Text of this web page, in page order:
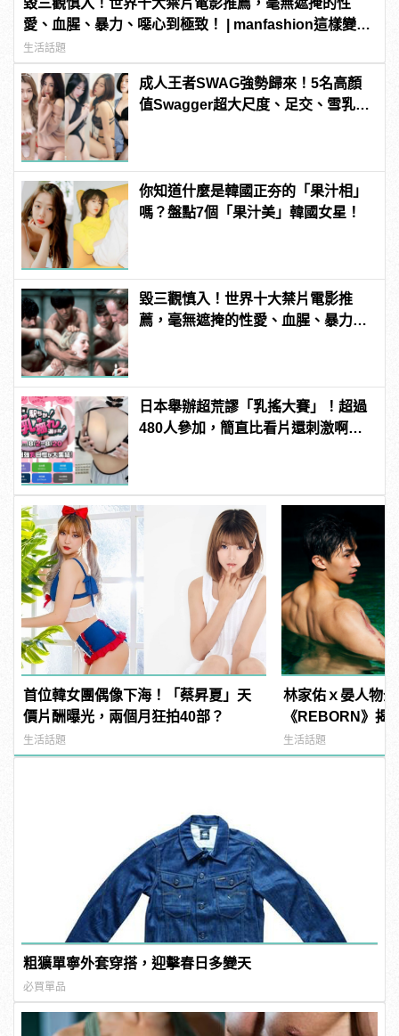
愛、血腥、暴力、噁心到極致！ | manfashion這樣變型
男
生活話題
成人王者SWAG強勢歸來！5名高顏
值Swagger超大尺度、足交、雪乳、
你知道什麼是韓國正夯的「果汁相」
嗎？盤點7個「果汁美」韓國女星！
毀三觀慎入！世界十大禁片電影推
薦，毫無遮掩的性愛、血腥、暴力、
日本舉辦超荒謬「乳搖大賽」！超過
480人參加，簡直比看片還刺激啊！ |
首位韓女團偶像下海！「蔡昇夏」天
價片酬曝光，兩個月狂拍40部？
生活話題
林家佑ｘ晏人物
《REBORN》揭
公分傷疤」的抗
生活話題
粗獷單寧外套穿搭，迎擊春日多變天
必買單品